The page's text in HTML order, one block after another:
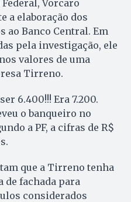
Vorcaro
a elaboração dos
ao Banco Central. Em
pela investigação, ele
valores de uma
Tirreno.
6.400!!! Era 7.200.
o banqueiro no
a PF, a cifras de R$
que a Tirreno tenha
de fachada para
considerados